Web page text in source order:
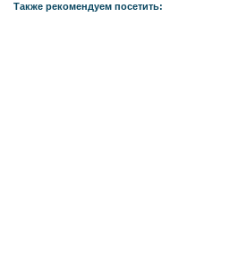
Также рекомендуем посетить: